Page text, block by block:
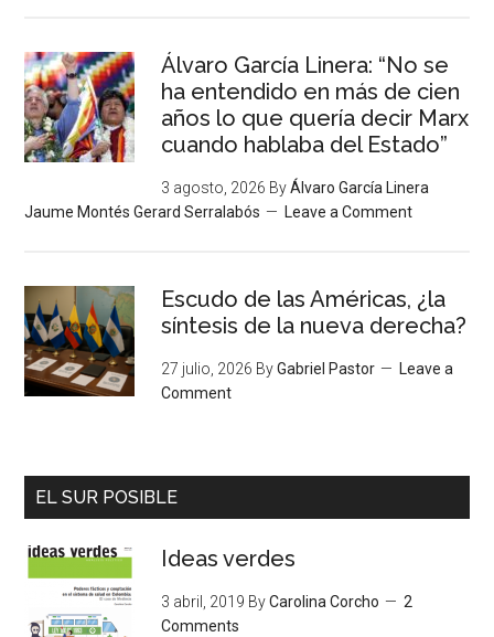
Álvaro García Linera: “No se
ha entendido en más de cien
años lo que quería decir Marx
cuando hablaba del Estado”
3 agosto, 2026 ByÁlvaro García Linera
Jaume Montés Gerard Serralabós
Leave a Comment
Escudo de las Américas, ¿la
síntesis de la nueva derecha?
27 julio, 2026 ByGabriel Pastor
Leave a
Comment
EL SUR POSIBLE
Ideas verdes
3 abril, 2019 ByCarolina Corcho
2
Comments